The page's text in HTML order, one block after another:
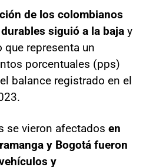
de los colombianos
siguió a la baja y
que representa un
porcentuales (pps)
balance registrado en el
se vieron afectados en
y Bogotá fueron
y